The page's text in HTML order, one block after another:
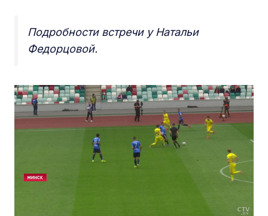
Подробности встречи у Натальи
Федорцовой.